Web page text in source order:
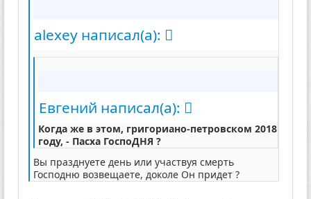
alexey написал(а):
Евгений написал(а):
Когда же в этом, григориано-петровском 2018
году, - Пасха ГоспоДНЯ ?
Вы празднуете день или участвуя смерть
Господню возвещаете, доколе Он придет ?